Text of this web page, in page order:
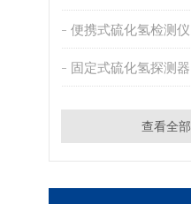
便携式硫化氢检测仪
固定式硫化氢探测器
查看全部